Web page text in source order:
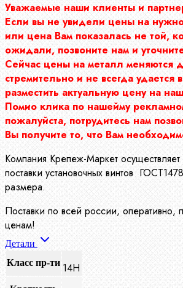
Уважаемые наши клиенты и
Если вы не увидели цены на
или цена Вам показалась не той,
ожидали, позвоните нам и
Сейчас цены на металл меняются
стремительно и не всегда удается
разместить актуальную цену на
Помио клика по нашейму
пожалуйста, потрудитесь нам
Вы получите то, что Вам
Компания Крепеж-Маркет
поставки установочных винтов
размера.
Поставки по всей россии, оперативно,
ценам!
Детали
Класс пр-ти 14Н